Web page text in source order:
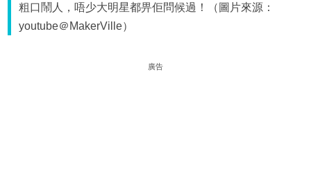
粗口鬧人，唔少大明星都畀佢問候過！（圖片來源：
youtube＠MakerVille）
廣告